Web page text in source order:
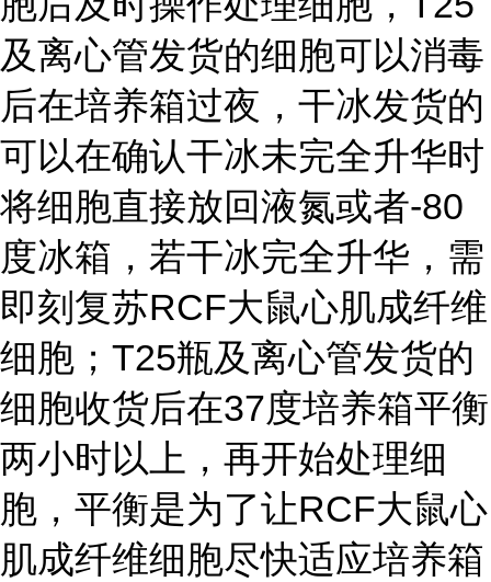
及离心管发货的细胞可以消毒
后在培养箱过夜，干冰发货的
可以在确认干冰未完全升华时
将细胞直接放回液氮或者-80
度冰箱，若干冰完全升华，需
即刻复苏RCF大鼠心肌成纤维
细胞；T25瓶及离心管发货的
细胞收货后在37度培养箱平衡
两小时以上，再开始处理细
胞，平衡是为了让RCF大鼠心
肌成纤维细胞尽快适应培养箱